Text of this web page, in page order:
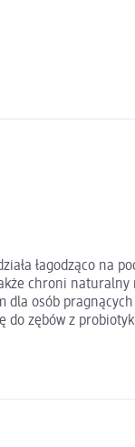
łagodząco na
chroni
dla osób
do zębów z